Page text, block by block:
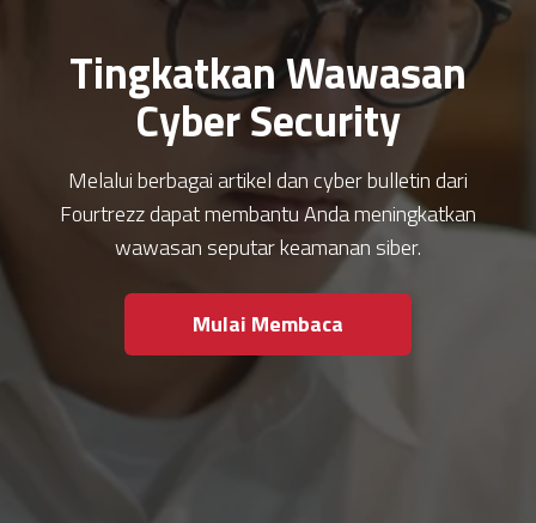
Tingkatkan Wawasan
Cyber Security
Melalui berbagai artikel dan cyber bulletin dari
Fourtrezz dapat membantu Anda meningkatkan
wawasan seputar keamanan siber.
Mulai Membaca